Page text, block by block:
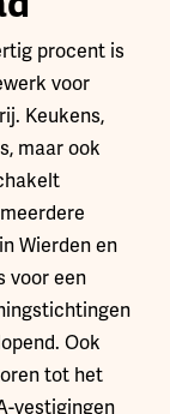
procent is
voor
Keukens,
maar ook
Wierden en
voor een
Ook
tot het
vestigingen